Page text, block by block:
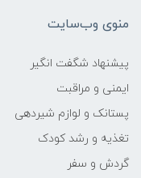
منوی وب‌سایت
پیشنهاد شگفت انگیر
ایمنی و مراقبت
پستانک و لوازم شیردهی
تغذیه و رشد کودک
گردش و سفر